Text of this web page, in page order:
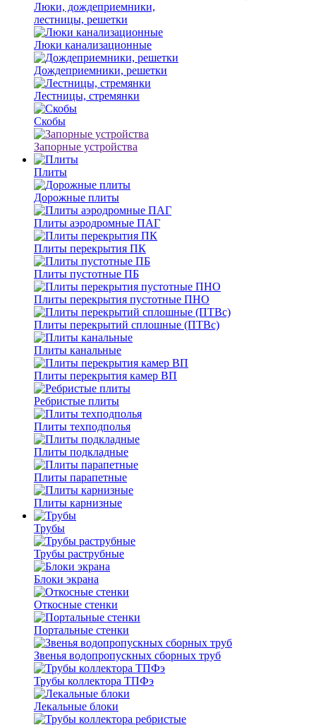
Люки, дождеприемники,
лестницы, решетки
Люки канализационные
Дождеприемники, решетки
Лестницы, стремянки
Скобы
Запорные устройства
Плиты
Дорожные плиты
Плиты аэродромные ПАГ
Плиты перекрытия ПК
Плиты пустотные ПБ
Плиты перекрытия пустотные ПНО
Плиты перекрытий сплошные (ПТВс)
Плиты канальные
Плиты перекрытия камер ВП
Ребристые плиты
Плиты техподполья
Плиты подкладные
Плиты парапетные
Плиты карнизные
Трубы
Трубы раструбные
Блоки экрана
Откосные стенки
Портальные стенки
Звенья водопропускных сборных труб
Трубы коллектора ТПФэ
Лекальные блоки